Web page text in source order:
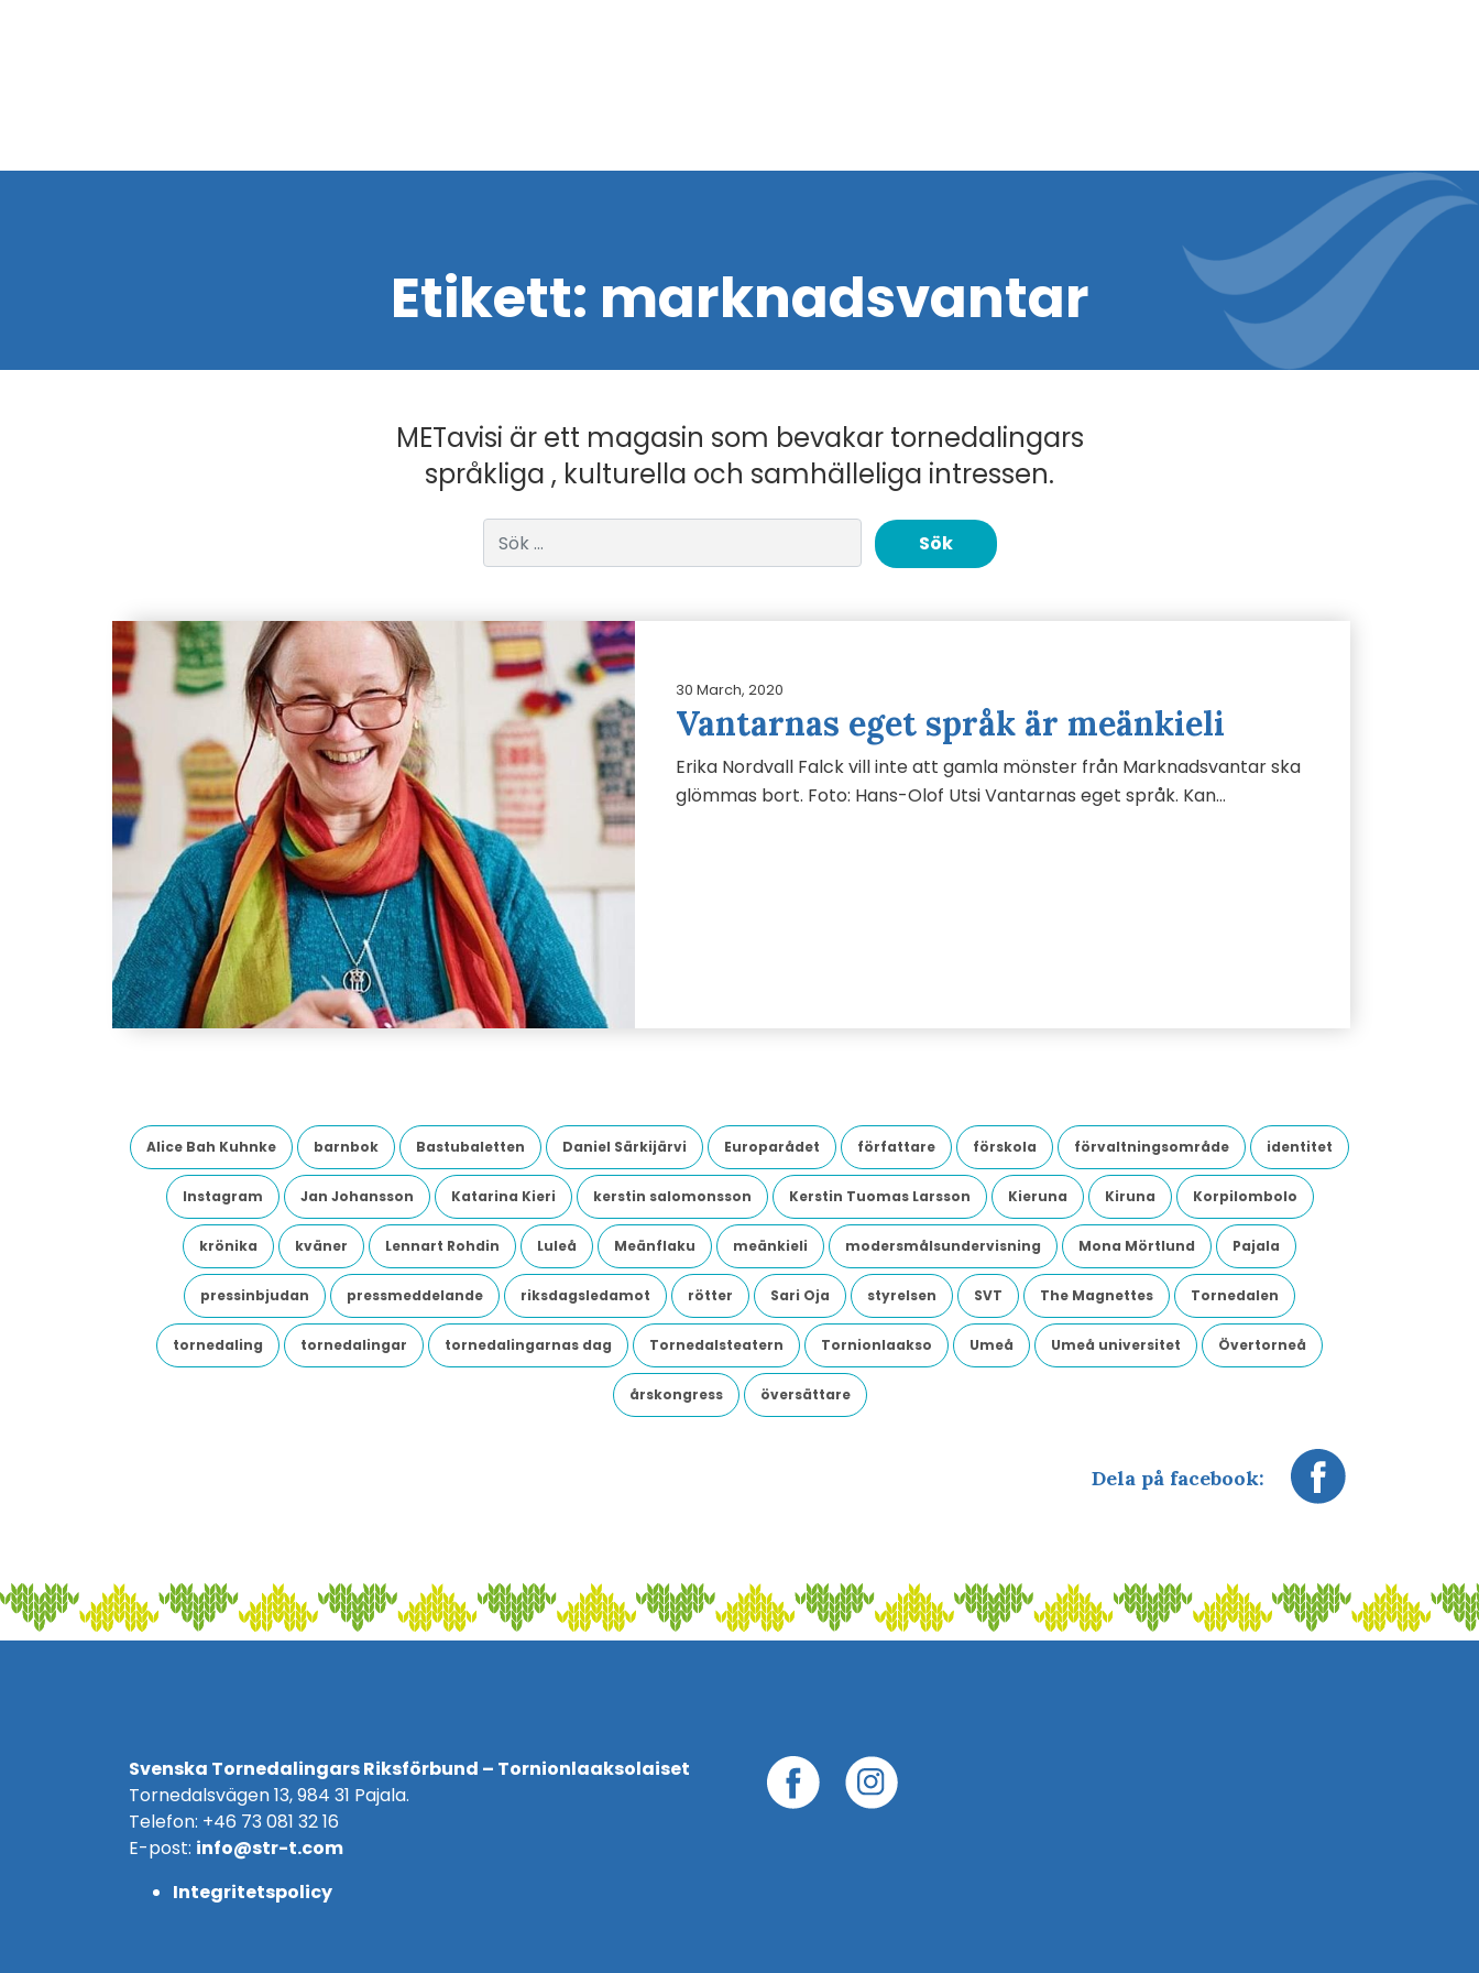
Etikett: marknadsvantar
METavisi är ett magasin som bevakar tornedalingars
språkliga , kulturella och samhälleliga intressen.
30 March, 2020
Vantarnas eget språk är meänkieli
Erika Nordvall Falck vill inte att gamla mönster från Marknadsvantar ska
glömmas bort. Foto: Hans-Olof Utsi Vantarnas eget språk. Kan…
Alice Bah Kuhnke barnbok Bastubaletten Daniel Särkijärvi Europarådet författare förskola förvaltningsområde identitet
Instagram Jan Johansson Katarina Kieri kerstin salomonsson Kerstin Tuomas Larsson Kieruna Kiruna Korpilombolo
krönika kväner Lennart Rohdin Luleå Meänflaku meänkieli modersmålsundervisning Mona Mörtlund Pajala
pressinbjudan pressmeddelande riksdagsledamot rötter Sari Oja styrelsen SVT The Magnettes Tornedalen
tornedaling tornedalingar tornedalingarnas dag Tornedalsteatern Tornionlaakso Umeå Umeå universitet Övertorneå
årskongress översättare
Dela på facebook:
Svenska Tornedalingars Riksförbund – Tornionlaaksolaiset
Tornedalsvägen 13, 984 31 Pajala.
Telefon: +46 73 081 32 16
E-post: info@str-t.com
Integritetspolicy